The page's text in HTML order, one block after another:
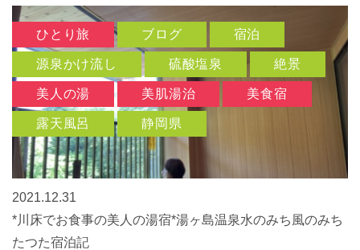
ひとり旅 ブログ 宿泊
源泉かけ流し 硫酸塩泉 絶景
美人の湯 美肌湯治 美食宿
露天風呂 静岡県
2021.12.31
*川床でお食事の美人の湯宿*湯ヶ島温泉水のみち風のみち
たつた宿泊記